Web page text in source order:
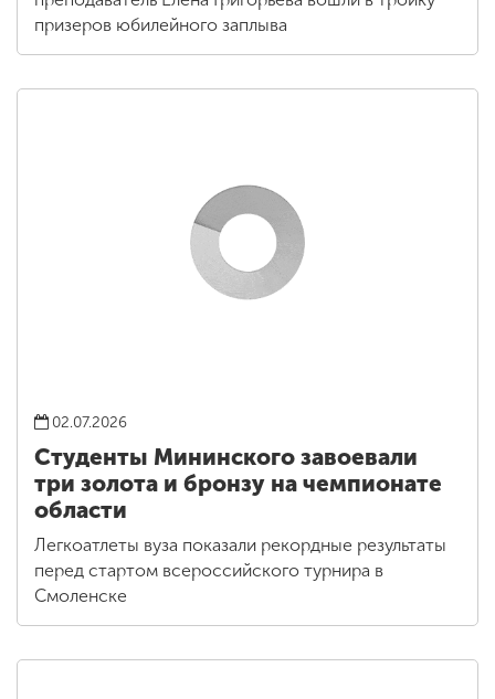
призеров юбилейного заплыва
02.07.2026
Студенты Мининского завоевали
три золота и бронзу на чемпионате
области
Легкоатлеты вуза показали рекордные результаты
перед стартом всероссийского турнира в
Смоленске